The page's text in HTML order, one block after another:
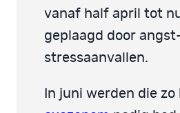
vanaf half april tot
geplaagd door
stressaanvallen.
In juni werden die